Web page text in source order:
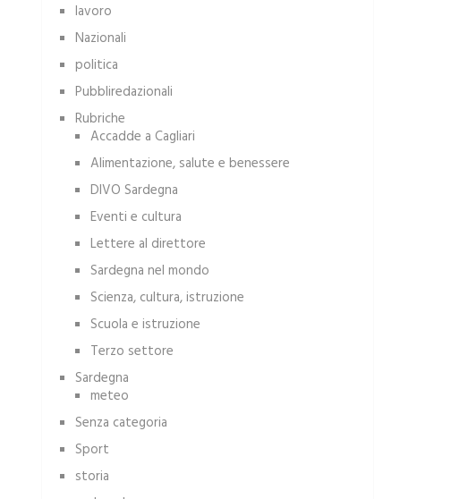
lavoro
Nazionali
politica
Pubbliredazionali
Rubriche
Accadde a Cagliari
Alimentazione, salute e benessere
DIVO Sardegna
Eventi e cultura
Lettere al direttore
Sardegna nel mondo
Scienza, cultura, istruzione
Scuola e istruzione
Terzo settore
Sardegna
meteo
Senza categoria
Sport
storia